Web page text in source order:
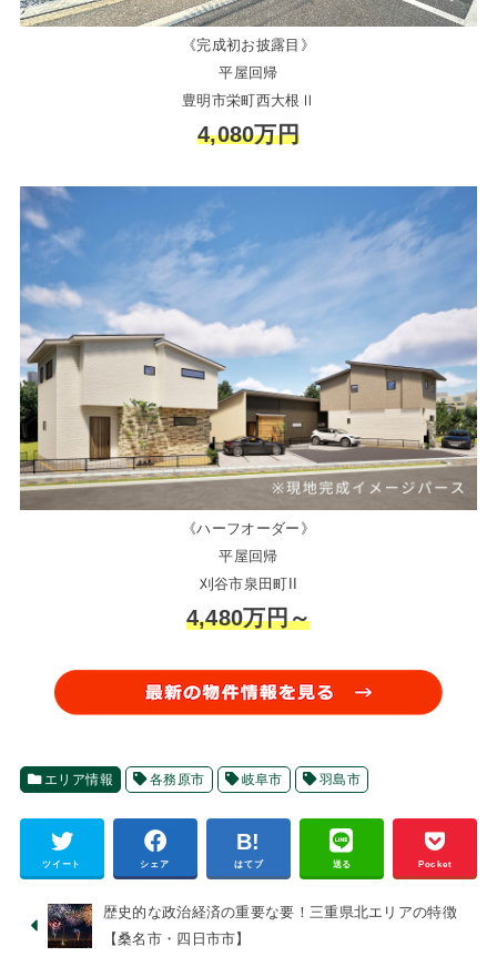
《完成初お披露目》
平屋回帰
豊明市栄町西大根Ⅱ
4,080万円
《ハーフオーダー》
平屋回帰
刈谷市泉田町II
4,480万円～
エリア情報 各務原市 岐阜市 羽島市
ツイート シェア はてブ 送る Pocket
歴史的な政治経済の重要な要！三重県北エリアの特徴
【桑名市・四日市市】